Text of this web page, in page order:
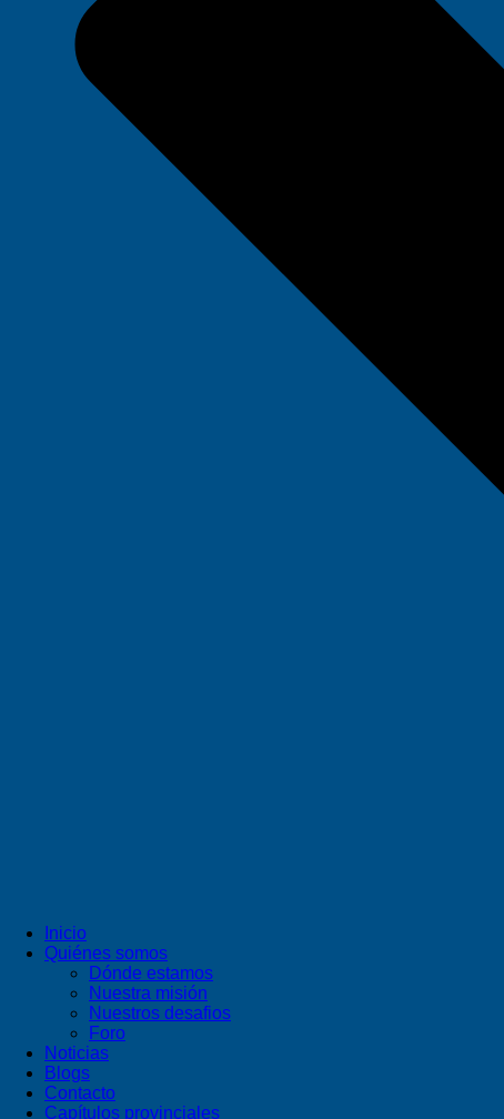
Inicio
Quiénes somos
Dónde estamos
Nuestra misión
Nuestros desafios
Foro
Noticias
Blogs
Contacto
Capítulos provinciales